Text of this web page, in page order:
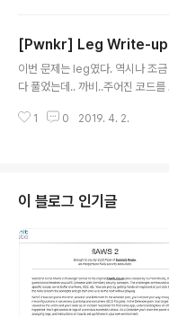
게되는데랜덤 값인 lotto와 우리
t를 비교해서같으면 match값이
의 logic bug는다음과 같다. 언뜻
아도 match를 6으로 만들 ..
[Pwnkr] Leg Write-up
이번 문제는 leg였다. 역시나 조금
다 풀었는데.. 까비..주어진 코드
), key3( )의 리턴값들을 더한 것
를 보면 함수가 끝나고난 뒤 r0의
알 수 있다. 이를 통해 r0가 함수
할 수 있었다. key1( )과 key2( )
0를 각각r4와 r3에 저장했고 add
1 0 2019. 4. 2.
이 블로그 인기글